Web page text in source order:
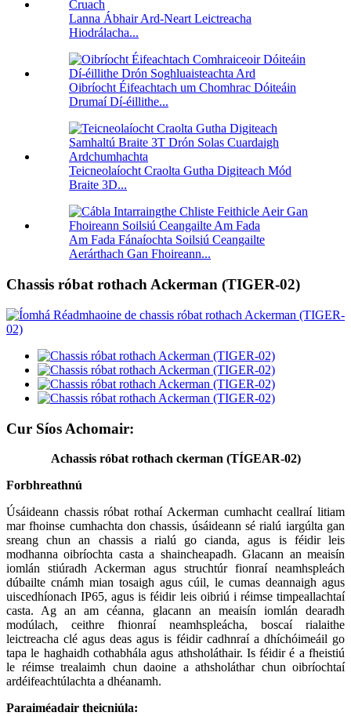
Lanna Ábhair Ard-Neart Leictreacha
Hiodrálacha...
Oibríocht Éifeachtach um Chomhrac Dóiteáin
Drumaí Dí-éillithe...
Teicneolaíocht Craolta Gutha Digiteach Mód
Braite 3D...
Am Fada Fánaíochta Soilsiú Ceangailte
Aerárthach Gan Fhoireann...
Chassis róbat rothach Ackerman (TIGER-02)
Cur Síos Achomair:
Achassis róbat rothach ckerman (TÍGEAR-02)
Forbhreathnú
Úsáideann chassis róbat rothaí Ackerman cumhacht ceallraí litiam
mar fhoinse cumhachta don chassis, úsáideann sé rialú iargúlta gan
sreang chun an chassis a rialú go cianda, agus is féidir leis
modhanna oibríochta casta a shaincheapadh. Glacann an meaisín
iomlán stiúradh Ackerman agus struchtúr fionraí neamhspleách
dúbailte cnámh mian tosaigh agus cúil, le cumas deannaigh agus
uiscedhíonach IP65, agus is féidir leis oibriú i réimse timpeallachtaí
casta. Ag an am céanna, glacann an meaisín iomlán dearadh
modúlach, ceithre fhionraí neamhspleácha, boscaí rialaithe
leictreacha clé agus deas agus is féidir cadhnraí a dhíchóimeáil go
tapa le haghaidh cothabhála agus athsholáthair. Is féidir é a fheistiú
le réimse trealaimh chun daoine a athsholáthar chun oibríochtaí
ardéifeachtúlachta a dhéanamh.
Paraiméadair theicniúla: